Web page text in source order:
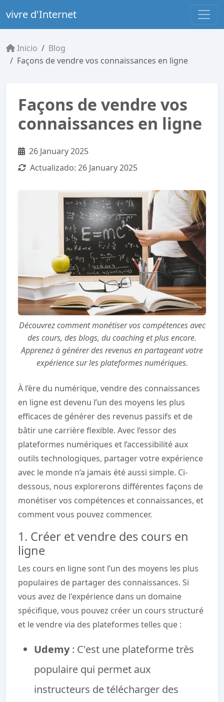
vivre d'Internet
Inicio
Blog
Façons de vendre vos connaissances en ligne
Façons de vendre vos
connaissances en ligne
26 January 2025
Actualizado: 26 January 2025
Découvrez comment monétiser vos compétences avec
des cours, des blogs, du coaching et plus encore.
Apprenez à générer des revenus en partageant votre
expérience sur les plateformes numériques.
À l’ère du numérique, vendre des connaissances
en ligne est devenu l’un des moyens les plus
efficaces de générer des revenus passifs et de
bâtir une carrière flexible. Avec l’essor des
plateformes numériques et l’accessibilité aux
outils technologiques, partager votre expérience
avec le monde n’a jamais été aussi simple. Ci-
dessous, nous explorerons différentes façons de
monétiser vos compétences et connaissances, et
comment vous pouvez commencer.
1. Créer et vendre des cours en
ligne
Les cours en ligne sont l’un des moyens les plus
populaires de partager des connaissances. Si
vous avez de l'expérience dans un domaine
spécifique, vous pouvez créer un cours structuré
et le vendre via des plateformes telles que :
Udemy: C'est une plateforme très
populaire qui permet aux
instructeurs de télécharger des